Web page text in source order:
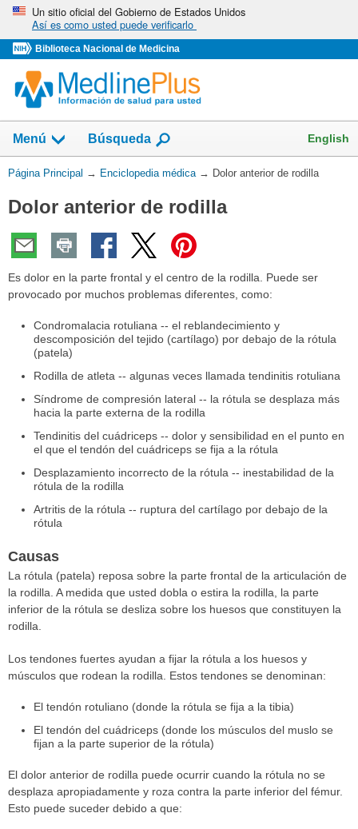
Omita
vaya
al
Contenido
Un sitio oficial del Gobierno de Estados Unidos
Así es como usted puede verificarlo
Biblioteca Nacional de Medicina
Menú Búsqueda English
Usted
aquí:
Página Principal → Enciclopedia médica → Dolor anterior de rodilla
Dolor anterior de rodilla
Es dolor en la parte frontal y el centro de la rodilla. Puede ser
provocado por muchos problemas diferentes, como:
Condromalacia rotuliana -- el reblandecimiento y
descomposición del tejido (cartílago) por debajo de la rótula
(patela)
Rodilla de atleta -- algunas veces llamada tendinitis rotuliana
Síndrome de compresión lateral -- la rótula se desplaza más
hacia la parte externa de la rodilla
Tendinitis del cuádriceps -- dolor y sensibilidad en el punto en
el que el tendón del cuádriceps se fija a la rótula
Desplazamiento incorrecto de la rótula -- inestabilidad de la
rótula de la rodilla
Artritis de la rótula -- ruptura del cartílago por debajo de la
rótula
Causas
La rótula (patela) reposa sobre la parte frontal de la articulación de
la rodilla. A medida que usted dobla o estira la rodilla, la parte
inferior de la rótula se desliza sobre los huesos que constituyen la
rodilla.
Los tendones fuertes ayudan a fijar la rótula a los huesos y
músculos que rodean la rodilla. Estos tendones se denominan:
El tendón rotuliano (donde la rótula se fija a la tibia)
El tendón del cuádriceps (donde los músculos del muslo se
fijan a la parte superior de la rótula)
El dolor anterior de rodilla puede ocurrir cuando la rótula no se
desplaza apropiadamente y roza contra la parte inferior del fémur.
Esto puede suceder debido a que: